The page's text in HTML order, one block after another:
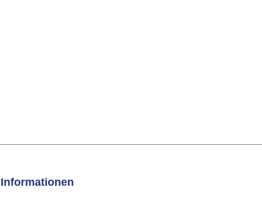
Informationen